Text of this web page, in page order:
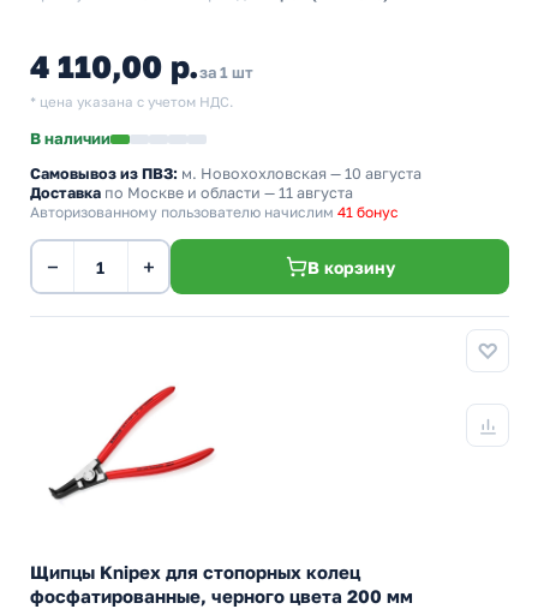
4 110,00 р.за 1 шт
* цена указана с учетом НДС.
В наличии
Самовывоз из ПВЗ: м. Новохохловская — 10 августа
Доставка по Москве и области — 11 августа
Авторизованному пользователю начислим 41 бонус
− + В корзину
Щипцы Knipex для стопорных колец
фосфатированные, черного цвета 200 мм